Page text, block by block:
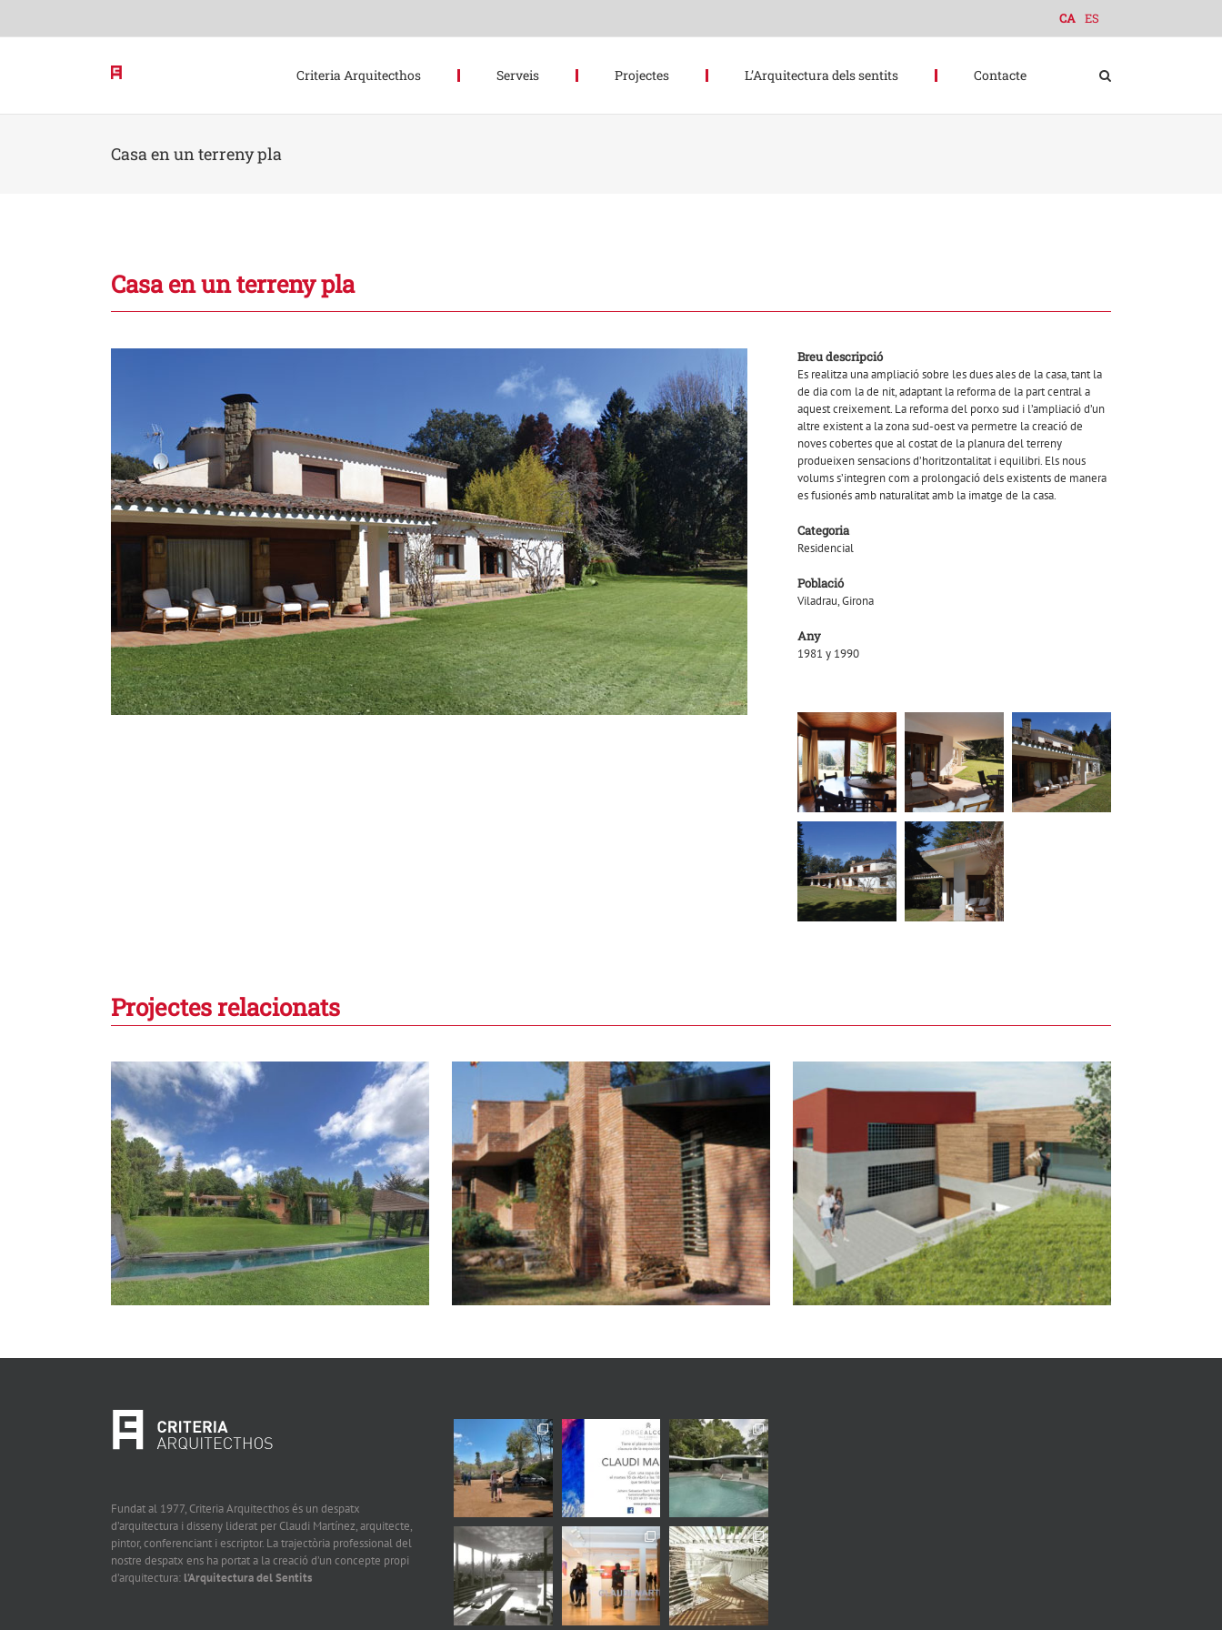
content
CA ES
Criteria Arquitecthos Serveis Projectes L’Arquitectura dels sentits Contacte
Casa en un terreny pla
Casa en un terreny pla
Breu descripció
Es realitza una ampliació sobre les dues ales de la casa, tant la
de dia com la de nit, adaptant la reforma de la part central a
aquest creixement. La reforma del porxo sud i l’ampliació d’un
altre existent a la zona sud-oest va permetre la creació de
noves cobertes que al costat de la planura del terreny
produeixen sensacions d’horitzontalitat i equilibri. Els nous
volums s’integren com a prolongació dels existents de manera
es fusionés amb naturalitat amb la imatge de la casa.
Categoria
Residencial
Població
Viladrau, Girona
Any
1981 y 1990
Projectes relacionats
Casa taller per a una pintora a
Bellaterra
Casa taller per a un escultor a
Olérdola
Fundat al 1977, Criteria Arquitecthos és un despatx
d’arquitectura i disseny liderat per Claudi Martínez, arquitecte,
pintor, conferenciant i escriptor. La trajectòria professional del
nostre despatx ens ha portat a la creació d’un concepte propi
d’arquitectura: l’Arquitectura del Sentits